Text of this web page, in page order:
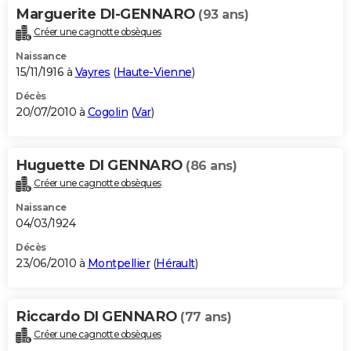
Marguerite DI-GENNARO (93 ans)
Créer une cagnotte obsèques
Naissance
15/11/1916 à Vayres (Haute-Vienne)
Décès
20/07/2010 à Cogolin (Var)
Huguette DI GENNARO (86 ans)
Créer une cagnotte obsèques
Naissance
04/03/1924
Décès
23/06/2010 à Montpellier(Hérault)
Riccardo DI GENNARO (77 ans)
Créer une cagnotte obsèques